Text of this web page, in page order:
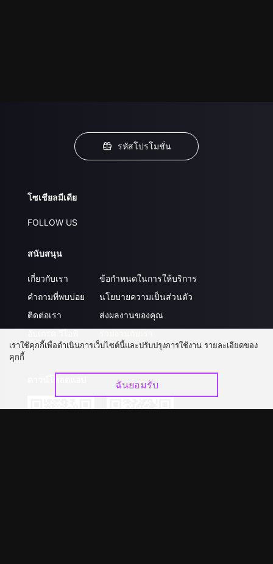
รหัสโปรโมชั่น
โซเชียลมีเดีย
FOLLOW US
สนับสนุน
เกี่ยวกับเรา
คำถามที่พบบ่อย
ติดต่อเรา
ข้อกำหนดในการให้บริการ
นโยบายความเป็นส่วนตัว
ส่งผลงานของคุณ
เราใช้คุกกี้เพื่อดำเนินการเว็บไซต์นี้และปรับปรุงการใช้งาน รายละเอียดของ
คุกกี้
ฉันยอมรับ